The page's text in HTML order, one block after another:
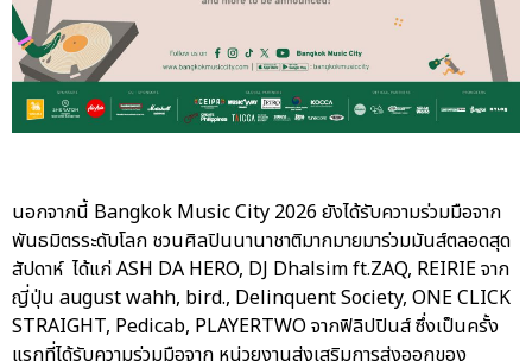
นอกจากนี้ Bangkok Music City 2026 ยังได้รับความร่วมมือจาก
พันธมิตรระดับโลก ชวนศิลปินนานาชาติมากมายมาร่วมมันส์ตลอดสุด
สัปดาห์ ได้แก่ ASH DA HERO, DJ Dhalsim ft.ZAQ, REIRIE จาก
ญี่ปุ่น august wahh, bird., Delinquent Society, ONE CLICK
STRAIGHT, Pedicab, PLAYERTWO จากฟิลิปปินส์ ซึ่งเป็นครั้ง
แรกที่ได้รับความร่วมมือจาก หน่วยงานส่งเสริมการส่งออกของ